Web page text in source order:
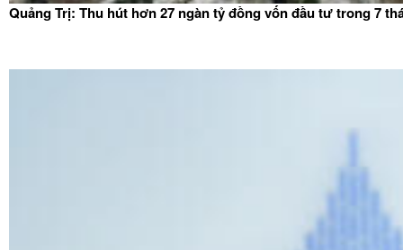
Quảng Trị: Thu hút hơn 27 ngàn tỷ đồng vốn đầu tư trong 7